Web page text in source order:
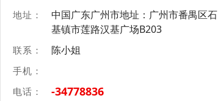
地址：
中国广东广州市地址：广州市番禺区石
基镇市莲路汉基广场B203
联系： 陈小姐
手机：
电话：
-34778836